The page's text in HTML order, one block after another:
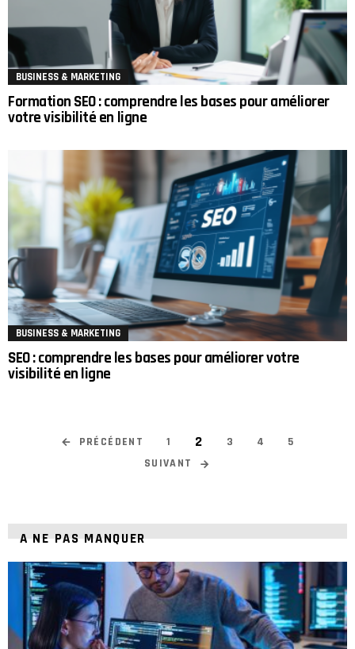
BUSINESS & MARKETING
Formation SEO : comprendre les bases pour améliorer
votre visibilité en ligne
BUSINESS & MARKETING
SEO : comprendre les bases pour améliorer votre
visibilité en ligne
PRÉCÉDENT 1 2 3 4
5
SUIVANT
A NE PAS MANQUER